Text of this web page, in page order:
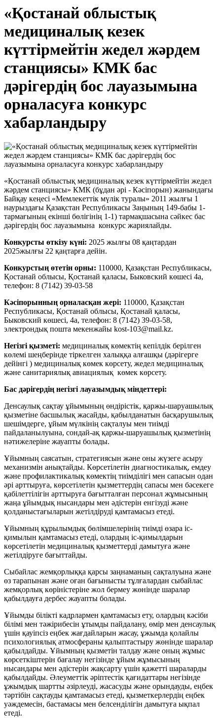
«Қостанай облыстық
медициналық кезек
күттірмейтін жедел жәрдем
станциясы» КМК бас
дәрігердің бос лауазымына
орналасуға конкурс
хабарландыру
«Қостанай облыстық медициналық кезек күттірмейтін жедел
жәрдем станциясы» КМК (бұдан әрі - Кәсіпорын) жанындағы
Байқау кеңесі «Мемлекеттік мүлік туралы» 2011 жылғы 1
наурыздағы Қазақстан Республикасы Заңының 149-бабы 1-
тармағының екінші бөлігінің 1-1) тармақшасына сәйкес бас
дәрігердің бос лауазымына конкурс жариялайды.
Конкурсты өткізу күні: 2025 жылғы 08 қаңтардан
2025жылғы 22 қаңтарға дейін.
Конкурстың өтетін орны: 110000, Қазақстан Республикасы,
Қостанай облысы, Қостанай қаласы, Быковский көшесі 4а,
телефон: 8 (7142) 39-03-58
Кәсіпорынның орналасқан жері: 110000, Қазақстан
Республикасы, Қостанай облысы, Қостанай қаласы,
Быковский көшесі, 4а, телефон: 8 (7142) 39-03-58,
электрондық пошта мекенжайы kost-103@mail.kz.
Негізгі қызметі: медициналық көмектің кепілдік берілген
көлемі шеңберінде тіркелген халыққа алғашқы (дәрігерге
дейінгі ) медициналық көмек көрсету, жедел медициналық
және санитариялық авиациялық көмек көрсету.
Бас дәрігердің негізгі лауазымдық міндеттері:
Денсаулық сақтау ұйымының өндірістік, қаржы-шаруашылық
қызметіне басшылық жасайды, қабылданатын басқарушылық
шешімдерге, ұйым мүлкінің сақталуы мен тиімді
пайдаланылуына, сондай-ақ қаржы-шаруашылық қызметінің
нәтижелеріне жауапты болады.
Ұйымның саясатын, стратегиясын және оны жүзеге асыру
механизмін анықтайды. Көрсетілетін диагностикалық, емдеу
және профилактикалық көмектің тиімділігі мен сапасын одан
әрі арттыруға, көрсетілетін қызметтердің сапасы мен бәсекеге
қабілеттілігін арттыруға бағытталған персонал жұмысының
жаңа ұйымдық нысандары мен әдістерін енгізуді және
қолданыстағыларын жетілдіруді қамтамасыз етеді.
Ұйымның құрылымдық бөлімшелерінің тиімді өзара іс-
қимылын қамтамасыз етеді, олардың іс-қимылдарын
көрсетілетін медициналық қызметтерді дамытуға және
жетілдіруге бағыттайды.
Сыбайлас жемқорлыққа қарсы заңнаманың сақталуына және
өз тарапынан және оған бағынысты тұлғалардан сыбайлас
жемқорлық көріністеріне жол бермеу жөнінде шаралар
қабылдауға дербес жауапты болады.
Ұйымды білікті кадрлармен қамтамасыз ету, олардың кәсіби
білімі мен тәжірибесін ұтымды пайдалану, өмір мен денсаулық
үшін қауіпсіз еңбек жағдайларын жасау, ұжымда қолайлы
психологиялық атмосфераны қалыптастыру жөнінде шаралар
қабылдайды. Ұйымның қызметін талдау және оның жұмыс
көрсеткіштерін бағалау негізінде ұйым жұмысының
нысандары мен әдістерін жақсарту үшін қажетті шараларды
қабылдайды. Әлеуметтік әріптестік қағидаттары негізінде
ұжымдық шартты әзірлеуді, жасасуды және орындауды, еңбек
тәртібін сақтауды қамтамасыз етеді, қызметкерлердің еңбек
уәждемесін, бастамасы мен белсенділігін дамытуға ықпал
етеді.